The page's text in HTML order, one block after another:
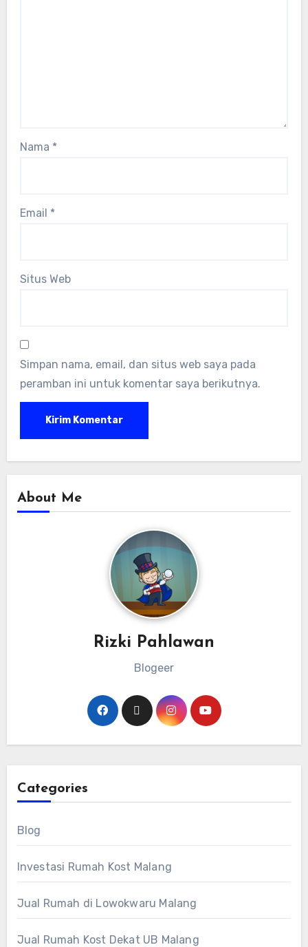
Nama *
Email *
Situs Web
Simpan nama, email, dan situs web saya pada
peramban ini untuk komentar saya berikutnya.
About Me
Rizki Pahlawan
Blogeer
Categories
Blog
Investasi Rumah Kost Malang
Jual Rumah di Lowokwaru Malang
Jual Rumah Kost Dekat UB Malang